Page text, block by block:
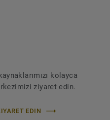
kolayca
ziyaret edin.
EDIN